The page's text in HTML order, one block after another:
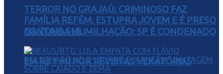
CONTA DA HUMILHAÇÃO: SP É CONDENADO
EM R$ 1 MI POR REVISTAS VEXATÓRIAS
TERROR NO GRAJAÚ: CRIMINOSO FAZ
FAMÍLIA REFÉM, ESTUPRA JOVEM E É PRESO
NA ZONA SUL